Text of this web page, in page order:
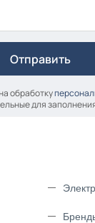
обработку
для